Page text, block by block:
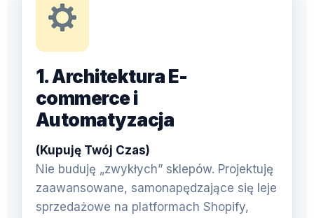
1. Architektura E-
commerce i
Automatyzacja
(Kupuję Twój Czas)
Nie buduję „zwykłych” sklepów. Projektuję
zaawansowane, samonapędzające się leje
sprzedażowe na platformach Shopify,